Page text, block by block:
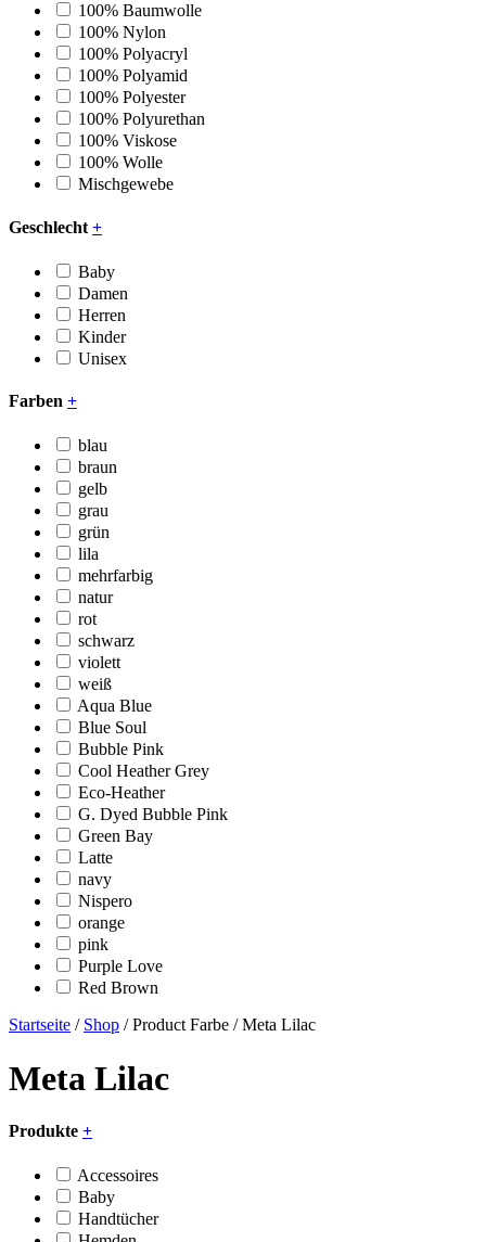
100% Baumwolle
100% Nylon
100% Polyacryl
100% Polyamid
100% Polyester
100% Polyurethan
100% Viskose
100% Wolle
Mischgewebe
Geschlecht +
Baby
Damen
Herren
Kinder
Unisex
Farben +
blau
braun
gelb
grau
grün
lila
mehrfarbig
natur
rot
schwarz
violett
weiß
Aqua Blue
Blue Soul
Bubble Pink
Cool Heather Grey
Eco-Heather
G. Dyed Bubble Pink
Green Bay
Latte
navy
Nispero
orange
pink
Purple Love
Red Brown
Startseite / Shop / Product Farbe / Meta Lilac
Meta Lilac
Produkte +
Accessoires
Baby
Handtücher